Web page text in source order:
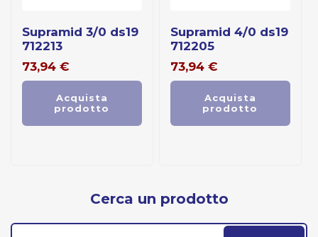
supramid 3/0 ds19
712213
73,94 €
Acquista
prodotto
supramid 4/0 ds19
712205
73,94 €
Acquista
prodotto
Cerca un prodotto
Cerca: